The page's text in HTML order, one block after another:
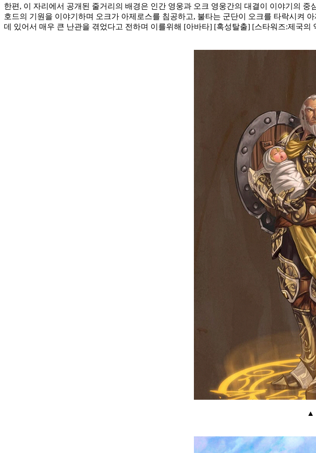
한편, 이 자리에서 공개된 줄거리의 배경은 인간 영웅과 오크 영웅간의 대결이 이야기의
호드의 기원을 이야기하며 오크가 아제로스를 침공하고, 불타는 군단이 오크를 타락시켜
데 있어서 매우 큰 난관을 겪었다고 전하며 이를위해 [아바타] [혹성탈출] [스타워즈:제국
▲